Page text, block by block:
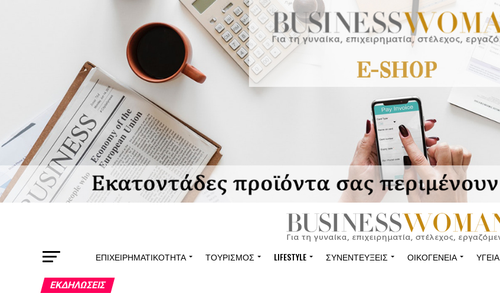
ΕΠΙΧΕΙΡΗΜΑΤΙΚΌΤΗΤΑ ΤΟΥΡΙΣΜΌΣ LIFESTYLE ΣΥΝΕΝΤΕΎΞΕΙΣ ΟΙΚΟΓΈΝΕΙΑ ΥΓΕΊΑ
ΕΚΔΗΛΏΣΕΙΣ